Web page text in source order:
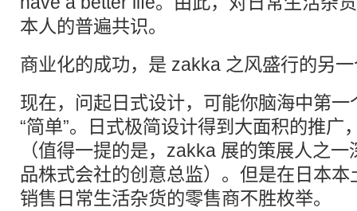
本人的普遍共识。
商业化的成功，是 zakka 之风盛行的另
现在，问起日式设计，可能你脑海中第
“简单”。日式极简设计得到大面积的推广
（值得一提的是，zakka 展的策展人之
品株式会社的创意总监）。但是在日本
销售日常生活杂货的零售商不胜枚举。